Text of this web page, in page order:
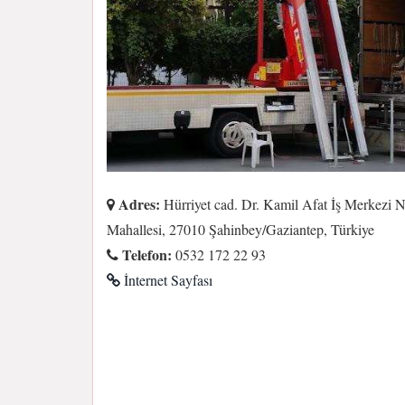
Adres: Hürriyet cad. Dr. Kamil Afat İş Merkezi
Mahallesi, 27010 Şahinbey/Gaziantep, Türkiye
Telefon: 0532 172 22 93
İnternet Sayfası